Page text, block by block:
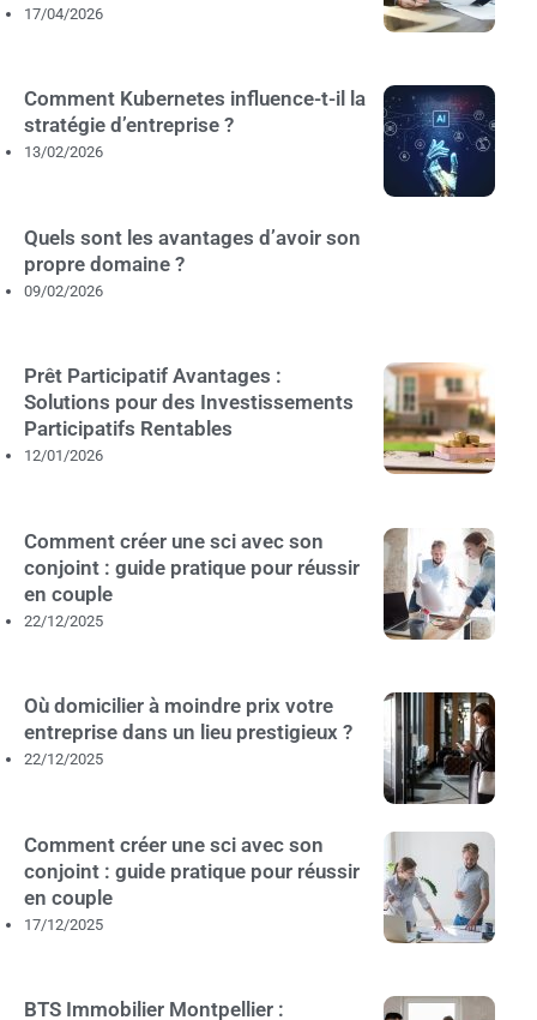
17/04/2026
Comment Kubernetes influence-t-il la
stratégie d’entreprise ?
13/02/2026
Quels sont les avantages d’avoir son
propre domaine ?
09/02/2026
Prêt Participatif Avantages :
Solutions pour des Investissements
Participatifs Rentables
12/01/2026
Comment créer une sci avec son
conjoint : guide pratique pour réussir
en couple
22/12/2025
Où domicilier à moindre prix votre
entreprise dans un lieu prestigieux ?
22/12/2025
Comment créer une sci avec son
conjoint : guide pratique pour réussir
en couple
17/12/2025
BTS Immobilier Montpellier :